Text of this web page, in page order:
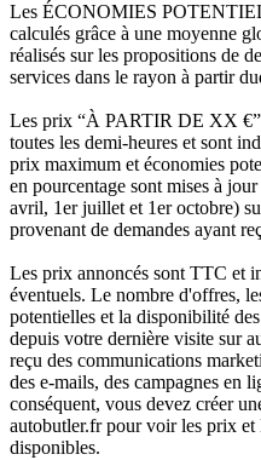
Les ÉCONOMIES
calculés grâce à une moyenne
réalisés sur les propositions de
services dans le rayon à partir
Les prix “À PARTIR DE XX
toutes les demi-heures et sont
prix maximum et économies
en pourcentage sont mises à
avril, 1er juillet et 1er octobre)
provenant de demandes ayant
Les prix annoncés sont TTC et
éventuels. Le nombre d'offres,
potentielles et la disponibilité
depuis votre dernière visite sur
reçu des communications
des e-mails, des campagnes en
conséquent, vous devez créer
autobutler.fr pour voir les prix et
disponibles.